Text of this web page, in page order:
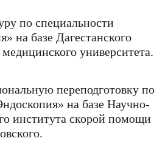
по специальности
на базе Дагестанского
медицинского университета.
переподготовку по
на базе Научно-
института скорой помощи